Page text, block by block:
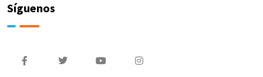
Síguenos